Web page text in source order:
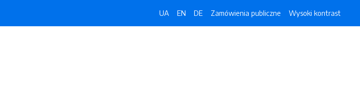
UA EN DE Zamówienia publiczne Wysoki kontrast